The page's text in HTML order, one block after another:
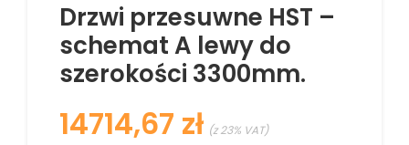
Drzwi przesuwne HST –
schemat A lewy do
szerokości 3300mm.
zł